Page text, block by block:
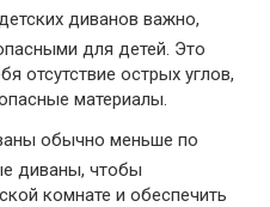
диванов важно,
для детей. Это
отсутствие острых углов,
материалы.
обычно меньше по
диваны, чтобы
комнате и обеспечить